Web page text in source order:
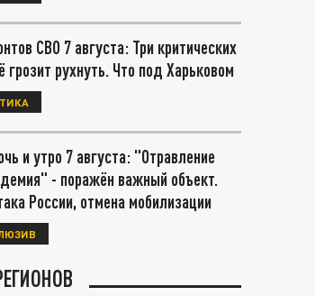
СВО 7 августа: Три критических
грозит рухнуть. Что под Харьковом
и утро 7 августа: "Отравление
- поражён важный объект.
России, отмена мобилизации